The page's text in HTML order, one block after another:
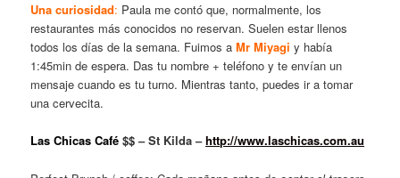
Una curiosidad: Paula me contó que, normalmente, los
restaurantes más conocidos no reservan. Suelen estar llenos
todos los días de la semana. Fuimos aMr Miyagi y había
1:45min de espera. Das tu nombre + teléfono y te envían un
mensaje cuando es tu turno. Mientras tanto, puedes ir a tomar
una cervecita.
Las Chicas Café $$ –St Kilda –http://www.laschicas.com.au